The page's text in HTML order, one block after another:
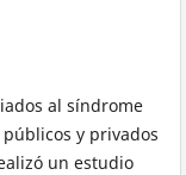
al síndrome
y privados
un estudio